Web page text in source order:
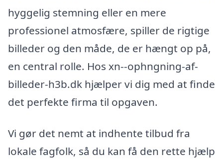
hyggelig stemning eller en mere
professionel atmosfære, spiller de rigtige
billeder og den måde, de er hængt op på,
en central rolle. Hos xn--ophngning-af-
billeder-h3b.dk hjælper vi dig med at finde
det perfekte firma til opgaven.
Vi gør det nemt at indhente tilbud fra
lokale fagfolk, så du kan få den rette hjælp